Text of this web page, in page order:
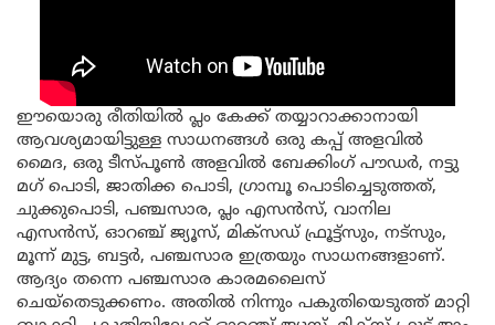
ഈയൊരു രീതിയിൽ പ്ലം കേക്ക് തയ്യാറാക്കാനായി
ആവശ്യമായിട്ടുള്ള സാധനങ്ങൾ ഒരു കപ്പ് അളവിൽ
മൈദ, ഒരു ടീസ്പൂൺ അളവിൽ ബേക്കിംഗ് പൗഡർ, നട്ടു
മഗ് പൊടി, ജാതിക്ക പൊടി, ഗ്രാമ്പൂ പൊടിച്ചെടുത്തത്,
ചുക്കുപൊടി, പഞ്ചസാര, പ്ലം എസൻസ്, വാനില
എസൻസ്, ഓറഞ്ച് ജ്യൂസ്, മിക്സഡ് ഫ്രൂട്ട്സും, നട്സും,
മൂന്ന് മുട്ട, ബട്ടർ, പഞ്ചസാര ഇത്രയും സാധനങ്ങളാണ്.
ആദ്യം തന്നെ പഞ്ചസാര കാരമലൈസ്
ചെയ്തെടുക്കണം. അതിൽ നിന്നും പകുതിയെടുത്ത് മാറ്റി